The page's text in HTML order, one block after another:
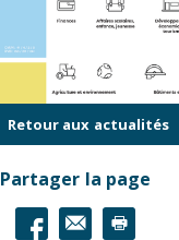
Retour aux actualités
Partager la page